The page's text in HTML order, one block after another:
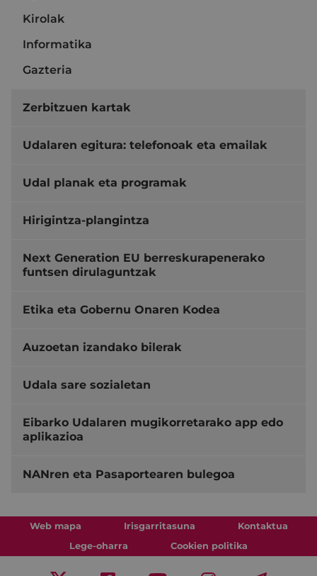
Kirolak
Informatika
Gazteria
Zerbitzuen kartak
Udalaren egitura: telefonoak eta emailak
Udal planak eta programak
Hirigintza-plangintza
Next Generation EU berreskurapenerako
funtsen dirulaguntzak
Etika eta Gobernu Onaren Kodea
Auzoetan izandako bilerak
Udala sare sozialetan
Eibarko Udalaren mugikorretarako app edo
aplikazioa
NANren eta Pasaportearen bulegoa
Web mapa Irisgarritasuna
Kontaktua
Lege-oharra
Cookien politika